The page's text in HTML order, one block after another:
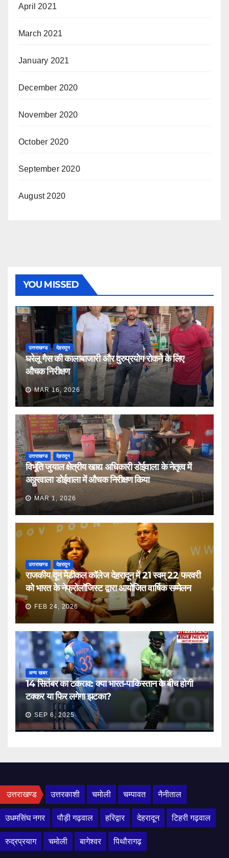
April 2021
March 2021
January 2021
December 2020
November 2020
October 2020
September 2020
August 2020
YOU MISSED
उत्तराखण्ड देहरादून
घरेलू गैस की कालाबाजारी और दुरुप्रयोग रोकने के लिए
औचक निरीक्षण
MAR 16, 2026
उत्तराखण्ड देहरादून
विभूति जुयाल क्षेत्रीय खाद्य अधिकारी डोईवाला के नेतृत्व में
अठ्ठुरवाला डोईवाला में औचक निरीक्षण किया
MAR 1, 2026
उत्तराखण्ड देहरादून
राजकीय दून मेडीकल कॉलेज देहरादून में 21 स्वम् 22 फरवरी
को भारत के नेफ्रोलॉजिस्ट द्वारा आयोजित वार्षिक सम्मेलन
FEB 24, 2026
अन्य खबर
14 सितंबर का टकराव: क्या भारत-पाकिस्तान के बीच होगी
टक्कर या फिर लगेगा झटका?
SEP 6, 2025
उत्तराखण्ड उत्तरकाशी चमोली चम्पावत नैनीताल
उधमसिंघ नगर पौड़ी गढ़वाल हरिद्वार देहरादून टिहरी गढ़वाल
रुद्रप्रयाग चमोली बागेश्वर पिथौरागढ़